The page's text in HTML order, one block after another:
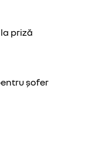
priză
șofer